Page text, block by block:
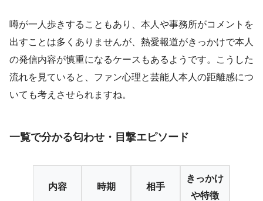
噂が一人歩きすることもあり、本人や事務所がコメントを
出すことは多くありませんが、熱愛報道がきっかけで本人
の発信内容が慎重になるケースもあるようです。こうした
流れを見ていると、ファン心理と芸能人本人の距離感につ
いても考えさせられますね。
一覧で分かる匂わせ・目撃エピソード
内容 時期 相手
きっかけ
や特徴